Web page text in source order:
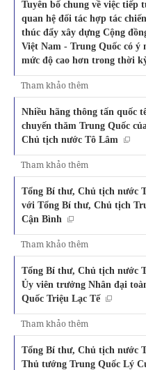
Tuyên bố chung về việc tiếp
quan hệ đối tác hợp tác
thúc đẩy xây dựng Cộng
Việt Nam - Trung Quốc có ý
mức độ cao hơn trong thời
Tham khảo thêm
Nhiều hãng thông tấn quốc
chuyến thăm Trung Quốc
Chủ tịch nước Tô Lâm
Tham khảo thêm
Tổng Bí thư, Chủ tịch nước
với Tổng Bí thư, Chủ tịch
Cận Bình
Tham khảo thêm
Tổng Bí thư, Chủ tịch nước
Ủy viên trưởng Nhân đại
Quốc Triệu Lạc Tế
Tham khảo thêm
Tổng Bí thư, Chủ tịch nước
Thủ tướng Trung Quốc Lý